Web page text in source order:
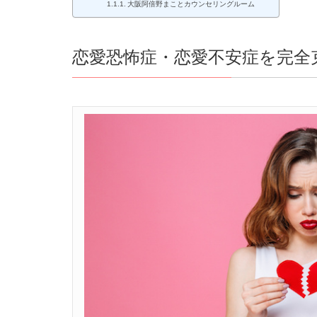
大阪阿倍野まことカウンセリングルーム
恋愛恐怖症・恋愛不安症を完全